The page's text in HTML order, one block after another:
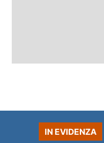
IN EVIDENZA